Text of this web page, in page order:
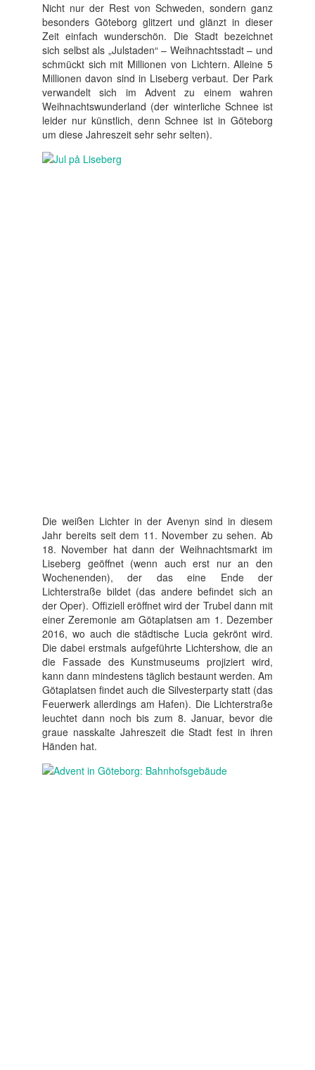
Nicht nur der Rest von Schweden, sondern ganz
besonders Göteborg glitzert und glänzt in dieser
Zeit einfach wunderschön. Die Stadt bezeichnet
sich selbst als „Julstaden“ – Weihnachtsstadt – und
schmückt sich mit Millionen von Lichtern. Alleine 5
Millionen davon sind in Liseberg verbaut. Der Park
verwandelt sich im Advent zu einem wahren
Weihnachtswunderland (der winterliche Schnee ist
leider nur künstlich, denn Schnee ist in Göteborg
um diese Jahreszeit sehr sehr selten).
Die weißen Lichter in der Avenyn sind in diesem
Jahr bereits seit dem 11. November zu sehen. Ab
18. November hat dann der Weihnachtsmarkt im
Liseberg geöffnet (wenn auch erst nur an den
Wochenenden), der das eine Ende der
Lichterstraße bildet (das andere befindet sich an
der Oper). Offiziell eröffnet wird der Trubel dann mit
einer Zeremonie am Götaplatsen am 1. Dezember
2016, wo auch die städtische Lucia gekrönt wird.
Die dabei erstmals aufgeführte Lichtershow, die an
die Fassade des Kunstmuseums projiziert wird,
kann dann mindestens täglich bestaunt werden. Am
Götaplatsen findet auch die Silvesterparty statt (das
Feuerwerk allerdings am Hafen). Die Lichterstraße
leuchtet dann noch bis zum 8. Januar, bevor die
graue nasskalte Jahreszeit die Stadt fest in ihren
Händen hat.